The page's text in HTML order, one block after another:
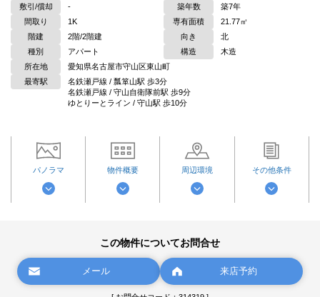
敷引/償却
- 築年数
築7年
間取り
1K 専有面積
21.77㎡
階建
2階/2階建 向き
北
種別
アパート 構造
木造
所在地
愛知県名古屋市守山区東山町
最寄駅
名鉄瀬戸線 / 瓢箪山駅 歩3分
名鉄瀬戸線 / 守山自衛隊前駅 歩9分
ゆとりーとライン / 守山駅 歩10分
パノラマ 物件概要 周辺環境 その他条件
この物件についてお問合せ
メール 来店予約